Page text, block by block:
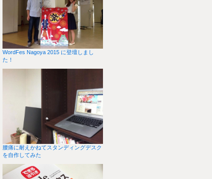
WordFes Nagoya 2015 に登壇しまし
た！
腰痛に耐えかねてスタンディングデスク
を自作してみた